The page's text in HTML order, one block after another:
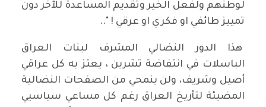
لوطنهم ولفعل الخير وتقديم المساعدة للآخر دون
تمييز طائفي او فكري او عرقي ! "..
هذا الدور النضالي المشرف لبنات العراق
الباسلات في انتفاضة تشرين ، يعتز به كل عراقي
أصيل وشريف، ولن ينمحي من الصفحات النضالية
المضيئة لتأريخ العراق رغم كل مساعي سياسيي